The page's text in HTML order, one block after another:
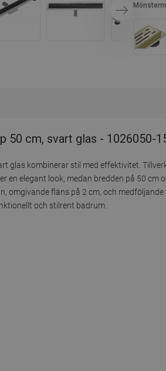
50 cm, svart glas - 1026050-
glas kombinerar stil med effektivitet.
en elegant look, medan bredden på 50
omgivande fläns på 2 cm, och
och stilrent badrum.